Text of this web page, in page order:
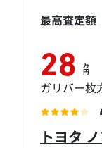
トヨタ
最高査定額
28 万
円
ガリバー枚